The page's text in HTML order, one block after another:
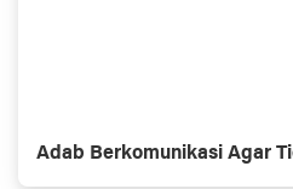
Adab Berkomunikasi Agar